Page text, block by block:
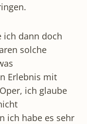
ich dann doch
solche
Erlebnis mit
ich glaube
ich habe es sehr